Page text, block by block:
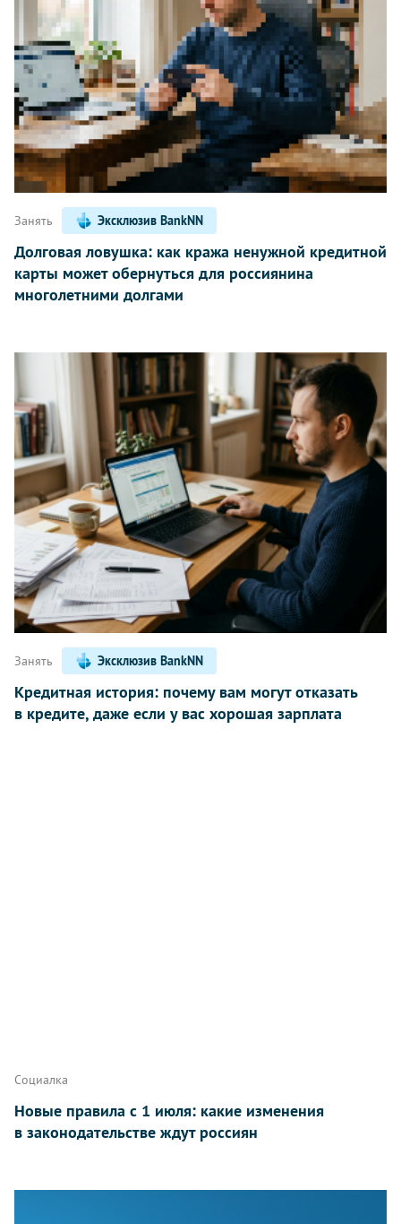
Занять Эксклюзив BankNN
Долговая ловушка: как кража ненужной кредитной
карты может обернуться для россиянина
многолетними долгами
Занять Эксклюзив BankNN
Кредитная история: почему вам могут отказать
в кредите, даже если у вас хорошая зарплата
Социалка
Новые правила с 1 июля: какие изменения
в законодательстве ждут россиян